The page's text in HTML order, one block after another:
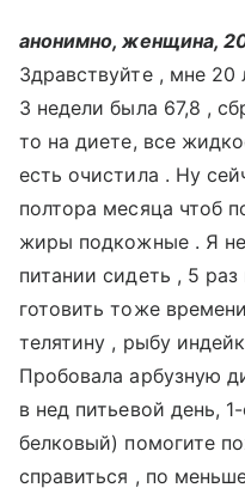
анонимно, женщина,
Здравствуйте , мне
3 недели была 67,8 ,
то на диете, все
есть очистила . Ну
полтора месяца чтоб
жиры подкожные . Я
питании сидеть , 5
готовить тоже
телятину , рыбу
Пробовала арбузную
в нед питьевой день,
белковый) помогите
справиться , по